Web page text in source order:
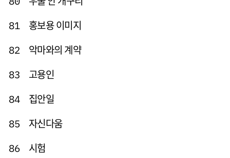
81 홍보용 이미지
82 악마와의 계약
83 고용인
84 집안일
85 자신다움
86 시험